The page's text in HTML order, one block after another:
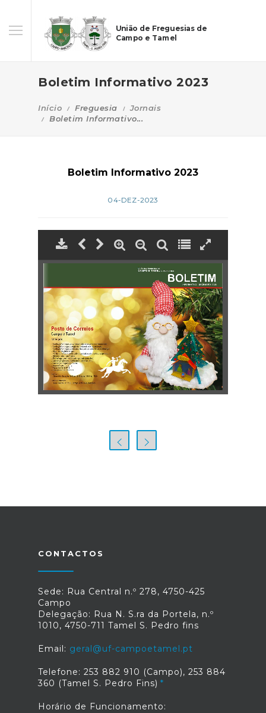
União de Freguesias de
Campo e Tamel
Boletim Informativo 2023
Início Freguesia
Jornais
Boletim Informativo...
Boletim Informativo 2023
04-DEZ-2023
CONTACTOS
Sede: Rua Central n.º 278, 4750-425
Campo
Delegação: Rua N. S.ra da Portela, n.º
1010, 4750-711 Tamel S. Pedro fins
Email: geral@uf-campoetamel.pt
Telefone: 253 882 910 (Campo), 253 884
360 (Tamel S. Pedro Fins)
Horário de Funcionamento: